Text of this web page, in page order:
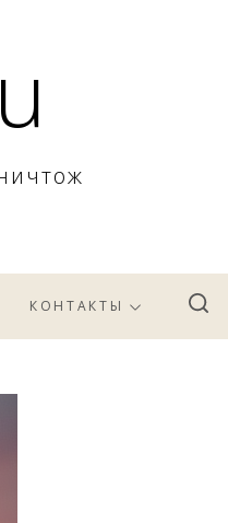
КОНТАКТЫ